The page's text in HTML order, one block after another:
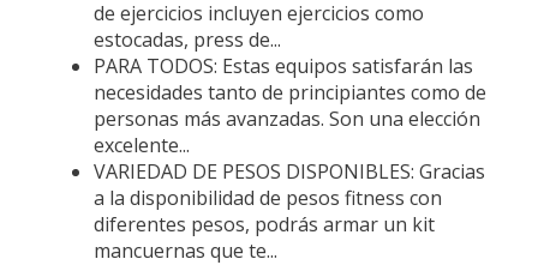
de ejercicios incluyen ejercicios como
estocadas, press de...
PARA TODOS: Estas equipos satisfarán las
necesidades tanto de principiantes como de
personas más avanzadas. Son una elección
excelente...
VARIEDAD DE PESOS DISPONIBLES: Gracias
a la disponibilidad de pesos fitness con
diferentes pesos, podrás armar un kit
mancuernas que te...